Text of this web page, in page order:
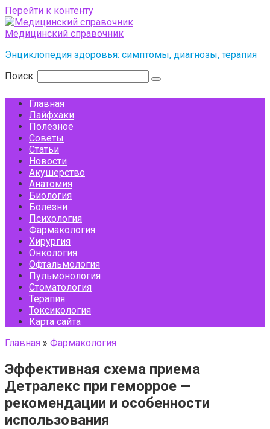
Перейти к контенту
Медицинский справочник
Энциклопедия здоровья: симптомы, диагнозы, терапия
Поиск:
Главная
Лайфхаки
Полезное
Советы
Статьи
Новости
Акушерство
Анатомия
Биология
Болезни
Психология
Фармакология
Хирургия
Онкология
Офтальмология
Пульмонология
Стоматология
Терапия
Токсикология
Карта сайта
Главная » Фармакология
Эффективная схема приема
Детралекс при геморрое —
рекомендации и особенности
использования